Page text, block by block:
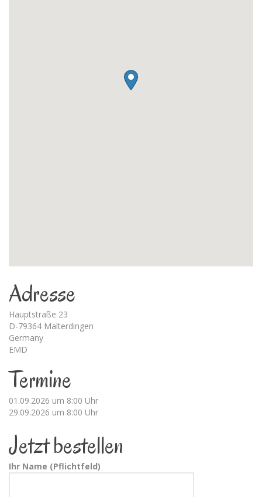
Adresse
Hauptstraße 23
D-79364 Malterdingen
Germany
EMD
Termine
01.09.2026 um 8:00 Uhr
29.09.2026 um 8:00 Uhr
Jetzt bestellen
Ihr Name (Pflichtfeld)